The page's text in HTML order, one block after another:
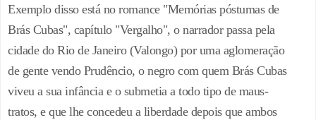
Exemplo disso está no romance "Memórias póstumas de
Brás Cubas", capítulo "Vergalho", o narrador passa pela
cidade do Rio de Janeiro (Valongo) por uma aglomeração
de gente vendo Prudêncio, o negro com quem Brás Cubas
viveu a sua infância e o submetia a todo tipo de maus-
tratos, e que lhe concedeu a liberdade depois que ambos